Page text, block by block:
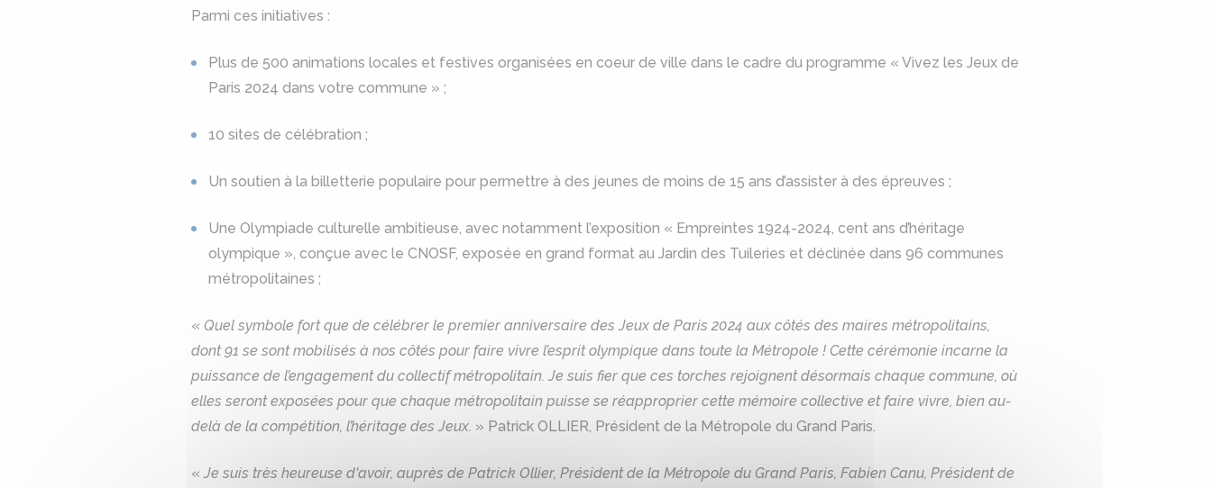
Parmi ces initiatives :
Plus de 500 animations locales et festives organisées en coeur de ville dans le cadre du programme « Vivez les Jeux de
Paris 2024 dans votre commune » ;
10 sites de célébration ;
Un soutien à la billetterie populaire pour permettre à des jeunes de moins de 15 ans d’assister à des épreuves ;
Une Olympiade culturelle ambitieuse, avec notamment l’exposition « Empreintes 1924-2024, cent ans d’héritage
olympique », conçue avec le CNOSF, exposée en grand format au Jardin des Tuileries et déclinée dans 96 communes
métropolitaines ;
« Quel symbole fort que de célébrer le premier anniversaire des Jeux de Paris 2024 aux côtés des maires métropolitains,
dont 91 se sont mobilisés à nos côtés pour faire vivre l’esprit olympique dans toute la Métropole ! Cette cérémonie incarne la
puissance de l’engagement du collectif métropolitain. Je suis fier que ces torches rejoignent désormais chaque commune, où
elles seront exposées pour que chaque métropolitain puisse se réapproprier cette mémoire collective et faire vivre, bien au-
delà de la compétition, l’héritage des Jeux. » Patrick OLLIER, Président de la Métropole du Grand Paris.
«Je suis très heureuse d'avoir, auprès de Patrick Ollier, Président de la Métropole du Grand Paris, Fabien Canu, Président de